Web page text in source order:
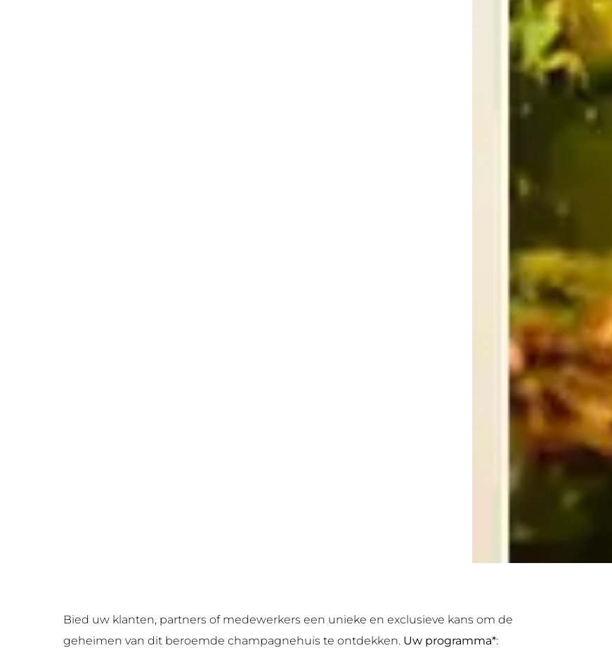
Bied uw klanten, partners of medewerkers een unieke en exclusieve kans om de
geheimen van dit beroemde champagnehuis te ontdekken. Uw programma*: